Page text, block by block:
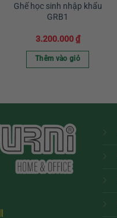
Ghế học sinh nhập khẩu
GRB1
3.200.000₫
Thêm vào giỏ